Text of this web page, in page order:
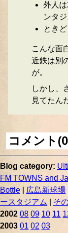
外人
ンタ
とき
こんな面
近鉄は別
が。
しかし、
見てたん
コメント
Blog category:
FM TOWNS and
Bottle
広島新球場
ースタジアム
そ
2002 08 09 10 11
2003 01 02 03